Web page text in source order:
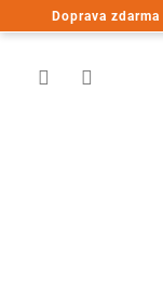
Doprava
na